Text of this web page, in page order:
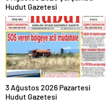
Hudut Gazetesi
3 Ağustos 2026 Pazartesi
Hudut Gazetesi